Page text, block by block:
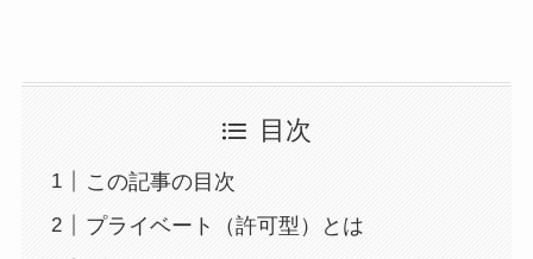
目次
この記事の目次
プライベート（許可型）とは